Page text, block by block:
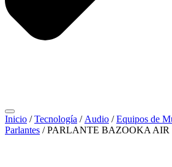
Inicio /Tecnología / Audio /Equipos de
Parlantes / PARLANTE BAZOOKA AIR